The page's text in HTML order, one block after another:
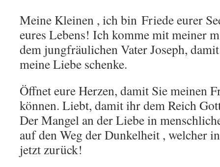
Meine Kleinen , ich bin Friede eurer
eures Lebens! Ich komme mit meiner
dem jungfräulichen Vater Joseph,
meine Liebe schenke.
Öffnet eure Herzen, damit Sie meinen
können. Liebt, damit ihr dem Reich
Der Mangel an der Liebe in
auf den Weg der Dunkelheit , welcher
jetzt zurück!